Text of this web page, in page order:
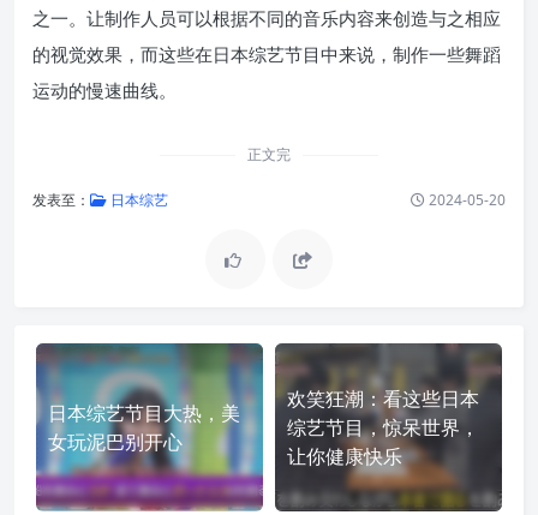
之一。让制作人员可以根据不同的音乐内容来创造与之相应
的视觉效果，而这些在日本综艺节目中来说，制作一些舞蹈
运动的慢速曲线。
正文完
发表至： 日本综艺 2024-05-20
日本综艺节目大热，美
女玩泥巴别开心
欢笑狂潮：看这些日本
综艺节目，惊呆世界，
让你健康快乐